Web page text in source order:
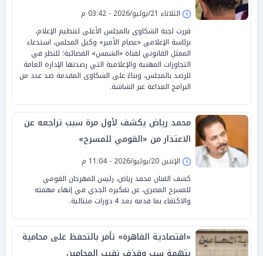
الثلاثاء 21/يوليو/2026 - 03:42 م
قررت لجنة الشكاوى بالمجلس الأعلى لتنظيم الإعلام،
برئاسة الإعلامي «عصام الأمير» وكيل المجلس، استدعاء
الممثل القانوني لقناة «الشمس» الفضائية؛ للنظر في
التجاوزات المهنية والإعلامية التي رصدتها الإدارة العامة
للرصد بالمجلس، وبناءً على الشكاوى المقدمة ضد عدد من
البرامج المذاعة عبر الشاشة.
محمد رياض يكشف لأول مرة سبب تراجعه عن
الاعتذار من «القومي للمسرح»
الإثنين 20/يوليو/2026 - 11:04 م
كشف الفنان محمد رياض، رئيس المهرجان القومي
للمسرح المصري، عن تفكيره الجدي في إنهاء مهمته
والاكتفاء بما قدمه بعد 4 دورات متتالية.
«اقتصادية القاهرة» تأمر بالتحفظ على محامية